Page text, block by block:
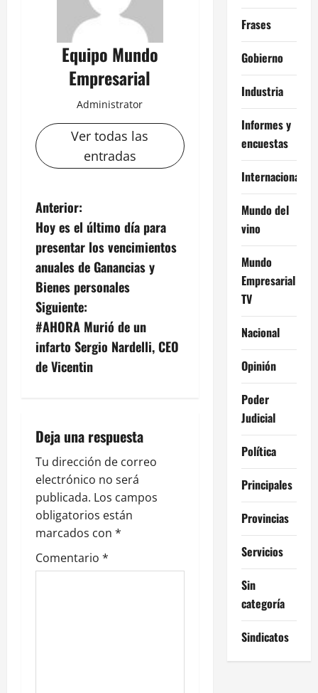
Equipo Mundo
Empresarial
Administrator
Ver todas las
entradas
N
a
v
e
g
a
ó
n
d
e
e
Anterior:
Hoy es el último día para
presentar los vencimientos
anuales de Ganancias y
Bienes personales
Siguiente:
#AHORA Murió de un
infarto Sergio Nardelli, CEO
de Vicentin
Deja una respuesta
Tu dirección de correo
electrónico no será
publicada. Los campos
obligatorios están
marcados con *
Comentario *
Frases
Gobierno
Industria
Informes y
encuestas
Internacional
Mundo del
vino
Mundo
Empresarial
TV
Nacional
Opinión
Poder
Judicial
Política
Principales
Provincias
Servicios
Sin
categoría
Sindicatos